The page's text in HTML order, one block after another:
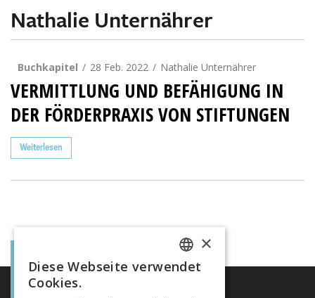
Nathalie Unternährer
Buchkapitel 28 Feb. 2022 Nathalie Unternährer
VERMITTLUNG UND BEFÄHIGUNG IN
DER FÖRDERPRAXIS VON STIFTUNGEN
Weiterlesen
FRENCH
×
Diese Webseite verwendet
Cookies.